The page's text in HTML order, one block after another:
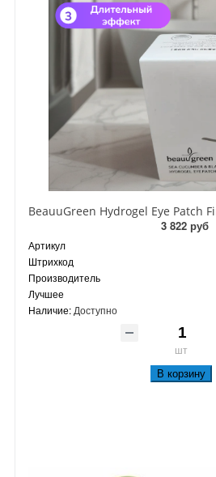
3 822 руб
Артикул
Штрихкод
Производитель
Лучшее
Наличие: Доступно
шт
В корзину